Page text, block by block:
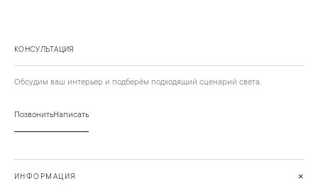
КОНСУЛЬТАЦИЯ
Обсудим ваш интерьер и подберём подходящий сценарий света.
ПозвонитьНаписать
ИНФОРМАЦИЯ +